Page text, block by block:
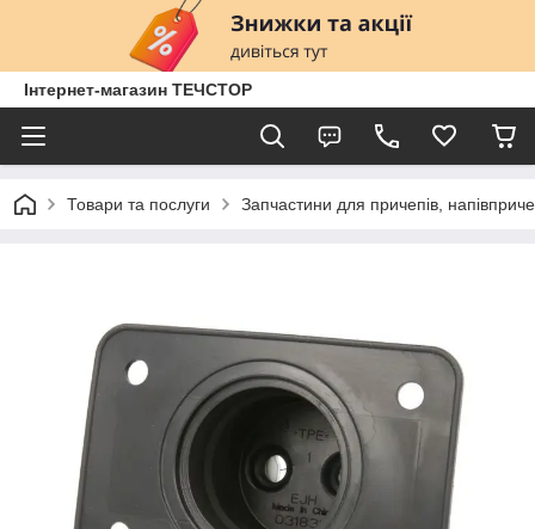
Інтернет-магазин ТЕЧСТОР
Товари та послуги Запчастини для причепів,